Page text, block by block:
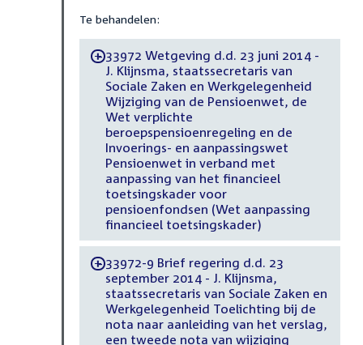
Te behandelen:
-33972 Wetgeving d.d. 23 juni 2014 -
J. Klijnsma, staatssecretaris van
Sociale Zaken en Werkgelegenheid
Wijziging van de Pensioenwet, de
Wet verplichte
beroepspensioenregeling en de
Invoerings- en aanpassingswet
Pensioenwet in verband met
aanpassing van het financieel
toetsingskader voor
pensioenfondsen (Wet aanpassing
financieel toetsingskader)
-33972-9 Brief regering d.d. 23
september 2014 - J. Klijnsma,
staatssecretaris van Sociale Zaken en
Werkgelegenheid Toelichting bij de
nota naar aanleiding van het verslag,
een tweede nota van wijziging